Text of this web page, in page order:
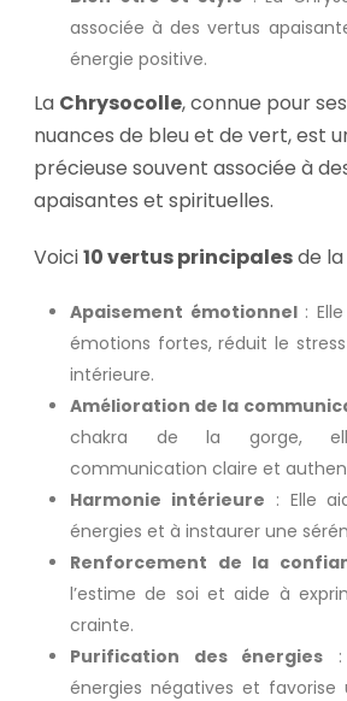
associée à des vertus
énergie positive.
La Chrysocolle, connue pour
nuances de bleu et de vert, est
précieuse souvent associée à
apaisantes et spirituelles.
Voici10 vertus principalesde
Apaisement émotionnel:
émotions fortes, réduit le
intérieure.
Amélioration de la
chakra de la gorge,
communication claire et
Harmonie intérieure : Elle
énergies et à instaurer une
Renforcement de la
l’estime de soi et aide à
crainte.
Purification des énergies :
énergies négatives et favorise